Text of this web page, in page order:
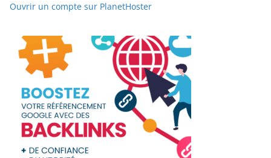
Ouvrir un compte sur PlanetHoster